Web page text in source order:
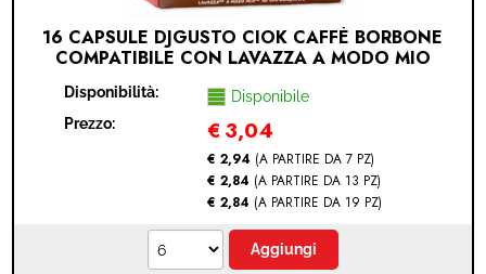
16 CAPSULE DJGUSTO CIOK CAFFÈ BORBONE
COMPATIBILE CON LAVAZZA A MODO MIO
16 CAPSULE)
Disponibilità:
Disponibile
Prezzo:
€ 3,04
€ 2,94 (A PARTIRE DA 7 PZ)
€ 2,84 (A PARTIRE DA 13 PZ)
€ 2,84 (A PARTIRE DA 19 PZ)